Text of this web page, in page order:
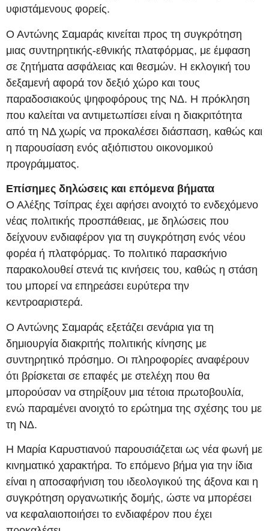
υφιστάμενους φορείς.
Ο Αντώνης Σαμαράς κινείται προς τη συγκρότηση
μιας συντηρητικής-εθνικής πλατφόρμας, με έμφαση
σε ζητήματα ασφάλειας και θεσμών. Η εκλογική του
δεξαμενή αφορά τον δεξιό χώρο και τους
παραδοσιακούς ψηφοφόρους της ΝΔ. Η πρόκληση
που καλείται να αντιμετωπίσει είναι η διακριτότητα
από τη ΝΔ χωρίς να προκαλέσει διάσπαση, καθώς και
η παρουσίαση ενός αξιόπιστου οικονομικού
προγράμματος.
Επίσημες δηλώσεις και επόμενα βήματα
Ο Αλέξης Τσίπρας έχει αφήσει ανοιχτό το ενδεχόμενο
νέας πολιτικής προσπάθειας, με δηλώσεις που
δείχνουν ενδιαφέρον για τη συγκρότηση ενός νέου
φορέα ή πλατφόρμας. Το πολιτικό παρασκήνιο
παρακολουθεί στενά τις κινήσεις του, καθώς η στάση
του μπορεί να επηρεάσει ευρύτερα την
κεντροαριστερά.
Ο Αντώνης Σαμαράς εξετάζει σενάρια για τη
δημιουργία διακριτής πολιτικής κίνησης με
συντηρητικό πρόσημο. Οι πληροφορίες αναφέρουν
ότι βρίσκεται σε επαφές με στελέχη που θα
μπορούσαν να στηρίξουν μια τέτοια πρωτοβουλία,
ενώ παραμένει ανοιχτό το ερώτημα της σχέσης του με
τη ΝΔ.
Η Μαρία Καρυστιανού παρουσιάζεται ως νέα φωνή με
κινηματικό χαρακτήρα. Το επόμενο βήμα για την ίδια
είναι η αποσαφήνιση του ιδεολογικού της άξονα και η
συγκρότηση οργανωτικής δομής, ώστε να μπορέσει
να κεφαλαιοποιήσει το ενδιαφέρον που έχει